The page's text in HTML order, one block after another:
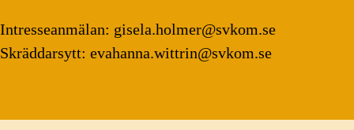
Intresseanmälan: gisela.holmer@svkom.se
Skräddarsytt: evahanna.wittrin@svkom.se